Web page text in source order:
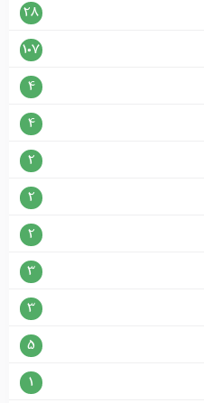
28
107
4
4
2
2
2
3
3
5
1